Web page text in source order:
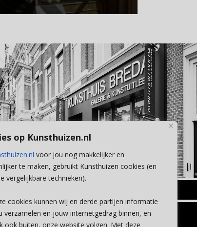
op Kunsthuizen.nl
voor jou nog makkelijker en
te maken, gebruikt Kunsthuizen cookies (en
vergelijkbare technieken).
cookies kunnen wij en derde partijen informatie
verzamelen en jouw internetgedrag binnen, en
ook buiten, onze website volgen. Met deze
11
SB Breda
CONTACT